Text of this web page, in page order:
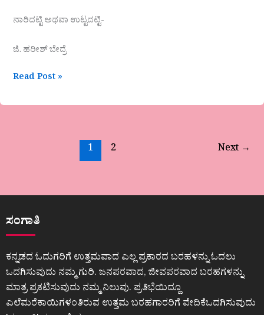
ನಾರಿದಟ್ಟಿ ಅಥವಾ ಉಟ್ಟದಟ್ಟಿ-
ಜಿ. ಹರೀಶ್ ಬೇದ್ರೆ
Read Post »
1 2 Next →
ಸಂಗಾತಿ
ಕನ್ನಡದ ಓದುಗರಿಗೆ ಉತ್ತಮವಾದ ಎಲ್ಲ ಪ್ರಕಾರದ ಬರಹಳನ್ನು ಓದಲು
ಒದಗಿಸುವುದು ನಮ್ಮ ಗುರಿ. ಜನಪರವಾದ, ಜೀವಪರವಾದ ಬರಹಗಳನ್ನು
ಮಾತ್ರ ಪ್ರಕಟಿಸುವುದು ನಮ್ಮ ನಿಲುವು. ಪ್ರತಿಭೆಯಿದ್ದೂ
ಎಲೆಮರೆಕಾಯಿಗಳಂತಿರುವ ಉತ್ತಮ ಬರಹಗಾರರಿಗೆ ವೇದಿಕೆಒದಗಿಸುವುದು